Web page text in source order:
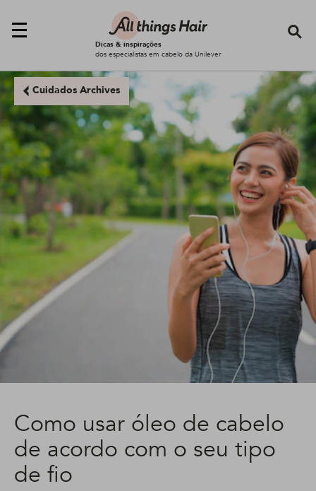
Dicas & inspirações
dos especialistas em cabelo da Unilever
Cuidados Archives
Como usar óleo de cabelo
de acordo com o seu tipo
de fio